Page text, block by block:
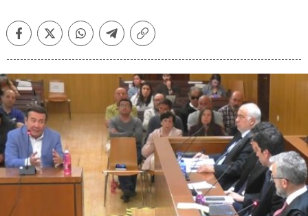
FacebookTwitterWhatsappTelegramCopiar